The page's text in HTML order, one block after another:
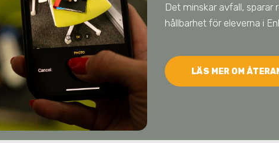
Det minskar avfall, sparar
hållbarhet för eleverna i
LÄS MER OM